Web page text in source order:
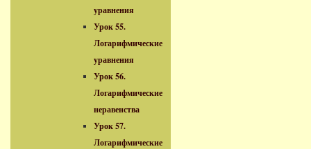
уравнения
Урок 55.
Логарифмические
уравнения
Урок 56.
Логарифмические
неравенства
Урок 57.
Логарифмические